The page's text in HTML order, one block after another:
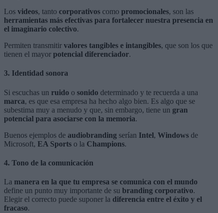
Los videos, tanto corporativos como promocionales, son las
herramientas más efectivas para fortalecer nuestra presencia en
el imaginario colectivo.
Permiten transmitir valores tangibles e intangibles, que son los que
tienen el mayor potencial diferenciador.
3. Identidad sonora
Si escuchas un ruido o sonido determinado y te recuerda a una
marca, es que esa empresa ha hecho algo bien. Es algo que se
subestima muy a menudo y que, sin embargo, tiene un gran
potencial para asociarse con la memoria.
Buenos ejemplos de audiobranding serían Intel, Windows de
Microsoft, EA Sports o la Champions.
4. Tono de la comunicación
La manera en la que tu empresa se comunica con el mundo
define un punto muy importante de su branding corporativo.
Elegir el correcto puede suponer la diferencia entre el éxito y el
fracaso.